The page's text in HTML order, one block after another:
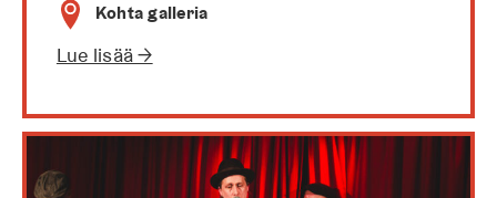
Kohta galleria
Lue lisää →